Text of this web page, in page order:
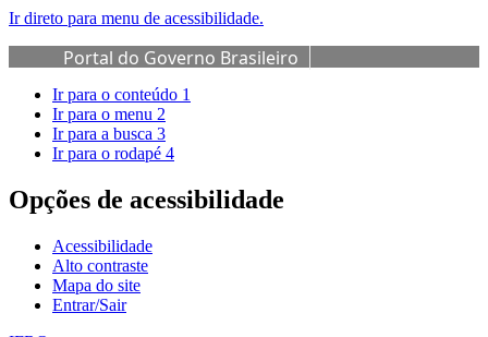
Ir direto para menu de acessibilidade.
Portal do Governo Brasileiro
Ir para o conteúdo 1
Ir para o menu 2
Ir para a busca 3
Ir para o rodapé 4
Opções de acessibilidade
Acessibilidade
Alto contraste
Mapa do site
Entrar/Sair